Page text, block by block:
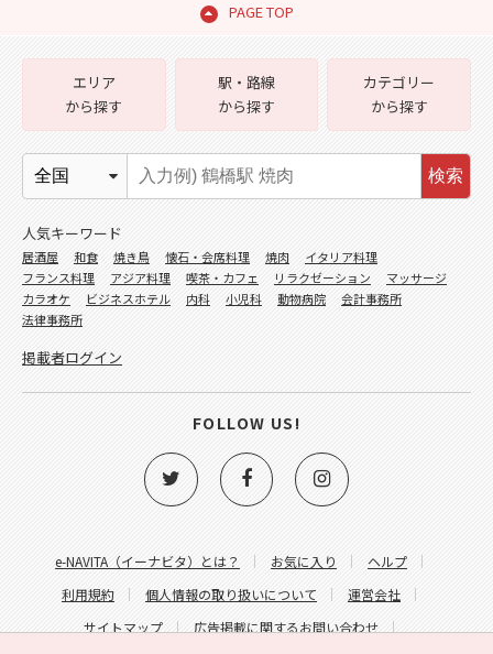
PAGE TOP
e-NAVITA（イーナビタ）とは？ お気に入り
ヘルプ
利用規約
個人情報の取り扱いについて
運営会社
サイトマップ
広告掲載に関するお問い合わせ
エリア
から探す
駅・路線
から探す
カテゴリー
から探す
検索
人気キーワード
居酒屋 和食 焼き鳥 懐石・会席料理 焼肉
イタリア料理
フランス料理
アジア料理 喫茶・カフェ リラクゼーション
マッサージ
カラオケ
ビジネスホテル 内科 小児科 動物病院
会計事務所
法律事務所
掲載者ログイン
FOLLOW US!